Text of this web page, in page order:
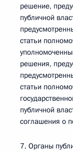
решение,
публичной
статьи
решения,
статьи
публичной
соглашения о
7. Органы